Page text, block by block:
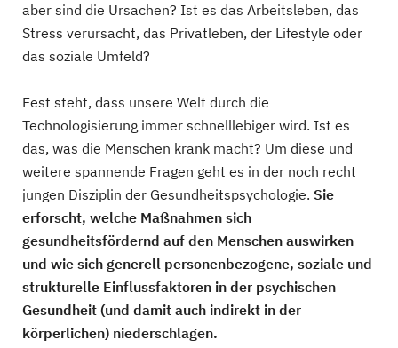
aber sind die Ursachen? Ist es das Arbeitsleben, das
Stress verursacht, das Privatleben, der Lifestyle oder
das soziale Umfeld?
Fest steht, dass unsere Welt durch die
Technologisierung immer schnelllebiger wird. Ist es
das, was die Menschen krank macht? Um diese und
weitere spannende Fragen geht es in der noch recht
jungen Disziplin der Gesundheitspsychologie. Sie
erforscht, welche Maßnahmen sich
gesundheitsfördernd auf den Menschen auswirken
und wie sich generell personenbezogene, soziale und
strukturelle Einflussfaktoren in der psychischen
Gesundheit (und damit auch indirekt in der
körperlichen) niederschlagen.